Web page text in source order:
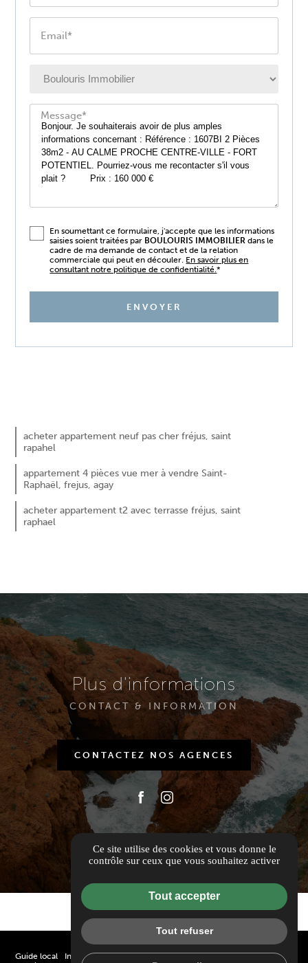
Email*
Message*
En soumettant ce formulaire, j'accepte que les informations
saisies soient traitées par BOULOURIS IMMOBILIER dans le
cadre de ma demande de contact et de la relation
commerciale qui peut en découler. En savoir plus en
consultant notre politique de confidentialité.*
acheter appartement neuf pas cher fréjus, saint
rapahel
appartement 4 pièces vue mer à vendre Saint-
Raphaël, frejus, agay
acheter appartement t2 avec terrasse fréjus, saint
raphael
Plus d'informations
CONTACT & INFORMATION
CONTACTEZ NOS AGENCES
Guide local
Informations complémentaires
Ce site utilise des cookies et vous donne le
contrôle sur ceux que vous souhaitez activer
Tout accepter
Tout refuser